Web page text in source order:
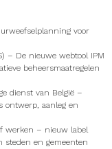
voor
– De nieuwe webtool IPM
beheersmaatregelen
dienst van België –
ontwerp, aanleg en
werken – nieuw label
en gemeenten